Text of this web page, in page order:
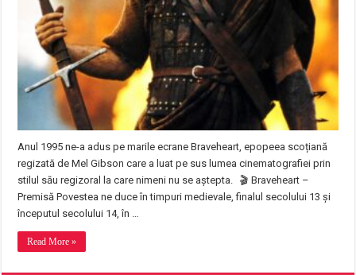
Anul 1995 ne-a adus pe marile ecrane Braveheart, epopeea scoțiană
regizată de Mel Gibson care a luat pe sus lumea cinematografiei prin
stilul său regizoral la care nimeni nu se aștepta. 🎬 Braveheart –
Premisă Povestea ne duce în timpuri medievale, finalul secolului 13 și
începutul secolului 14, în …
Read More »